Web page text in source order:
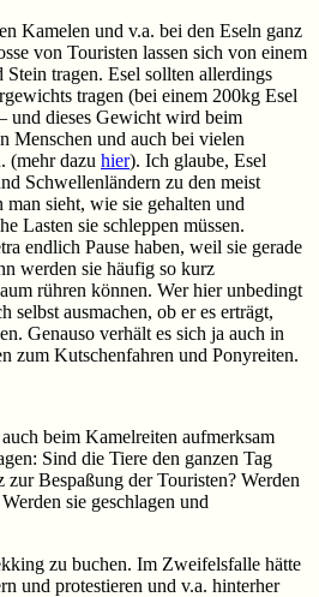
Kamelen und v.a. bei den Eseln ganz
von Touristen lassen sich von einem
tragen. Esel sollten allerdings
tragen (bei einem 200kg Esel
und dieses Gewicht wird beim
Menschen und auch bei vielen
(mehr dazu hier). Ich glaube, Esel
Schwellenländern zu den meist
sieht, wie sie gehalten und
Lasten sie schleppen müssen.
endlich Pause haben, weil sie gerade
werden sie häufig so kurz
rühren können. Wer hier unbedingt
selbst ausmachen, ob er es erträgt,
Genauso verhält es sich ja auch in
zum Kutschenfahren und Ponyreiten.
beim Kamelreiten aufmerksam
Sind die Tiere den ganzen Tag
zur Bespaßung der Touristen? Werden
sie geschlagen und
zu buchen. Im Zweifelsfalle hätte
und protestieren und v.a. hinterher